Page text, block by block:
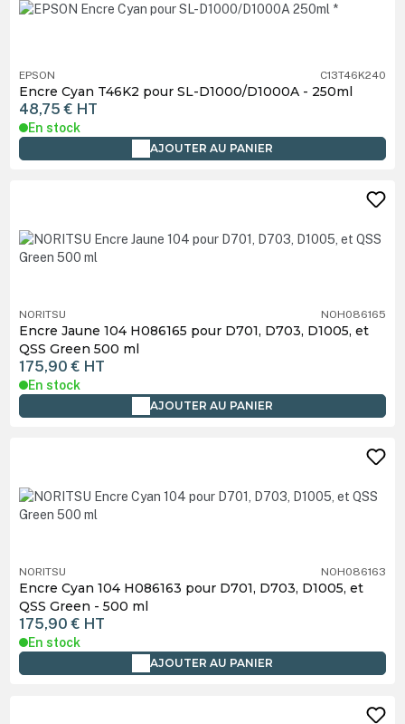
EPSON C13T46K240
Encre Cyan T46K2 pour SL-D1000/D1000A - 250ml
48,75 € HT
En stock
AJOUTER AU PANIER
NORITSU NOH086165
Encre Jaune 104 H086165 pour D701, D703, D1005, et
QSS Green 500 ml
175,90 € HT
En stock
AJOUTER AU PANIER
NORITSU NOH086163
Encre Cyan 104 H086163 pour D701, D703, D1005, et
QSS Green - 500 ml
175,90 € HT
En stock
AJOUTER AU PANIER